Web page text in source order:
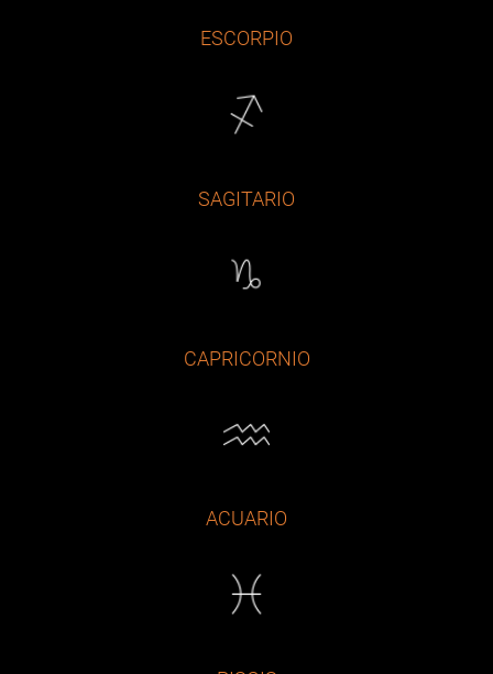
ESCORPIO
SAGITARIO
CAPRICORNIO
ACUARIO